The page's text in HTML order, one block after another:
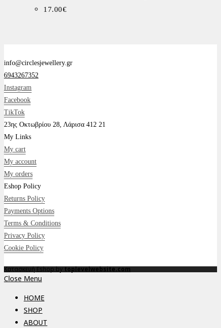
17.00€
info@circlesjewellery.gr
6943267352
Instagram
Facebook
TikTok
23ης Οκτωβρίου 28, Λάρισα 412 21
My Links
My cart
My account
My orders
Eshop Policy
Returns Policy
Payments Options
Terms & Conditions
Privacy Policy
Cookie Policy
Κατασκευή Eshop bytoplevelwebsite.com
Close Menu
HOME
SHOP
ABOUT